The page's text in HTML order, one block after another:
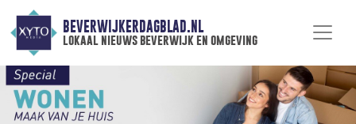
BEVERWIJKERDAGBLAD.NL
lokaal nieuws beverwijk en omgeving